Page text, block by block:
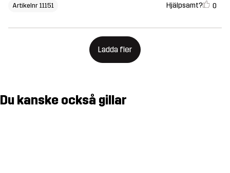
Artikelnr 11151 Hjälpsamt? 0
Ladda fler
Du kanske också gillar